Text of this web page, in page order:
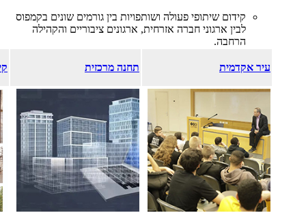
קידום שיתופי פעולה ושותפויות בין גורמים שונים בקמפוס
לבין ארגוני חברה אזרחית, ארגונים ציבוריים והקהילה
הרחבה.
עיר אקדמית תחנה מרכזית